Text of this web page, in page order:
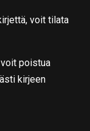
voit tilata
poistua
kirjeen